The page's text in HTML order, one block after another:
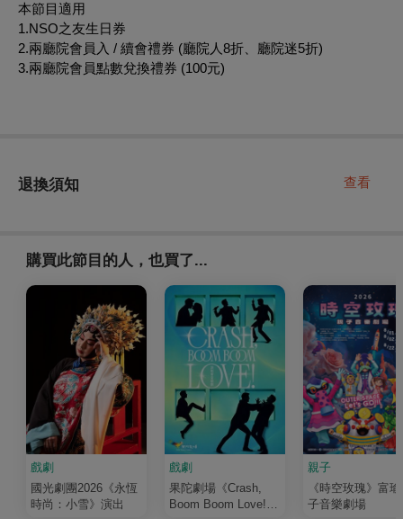
本節目適用
1.NSO之友生日券
2.兩廳院會員入 / 續會禮券 (廳院人8折、廳院迷5折)
3.兩廳院會員點數兌換禮券 (100元)
退換須知 查看
購買此節目的人，也買了...
戲劇
國光劇團2026《永恆
時尚：小雪》演出
戲劇
果陀劇場《Crash,
Boom Boom Love!》
親子
《時空玫瑰》富
子音樂劇場